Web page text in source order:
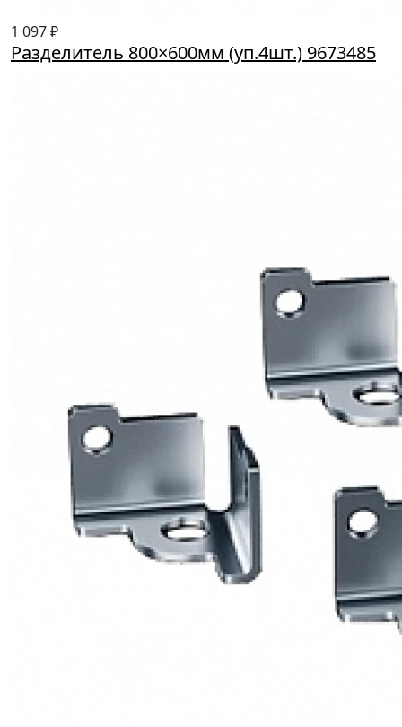
1 097 ₽
Разделитель 800×600мм (уп.4шт.) 9673485